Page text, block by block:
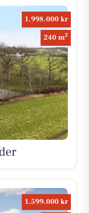
1.998.000 kr
240 m2
1.599.000 kr